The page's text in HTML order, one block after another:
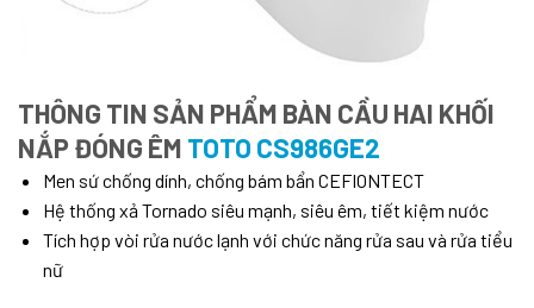
THÔNG TIN SẢN PHẨM BÀN CẦU HAI KHỐI
NẮP ĐÓNG ÊM TOTO CS986GE2
Men sứ chống dính, chống bám bẩn CEFIONTECT
Hệ thống xả Tornado siêu mạnh, siêu êm, tiết kiệm nước
Tích hợp vòi rửa nước lạnh với chức năng rửa sau và rửa tiểu
nữ